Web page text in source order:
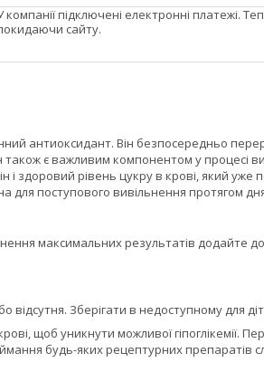
компанії підключені електронні платежі.
сайту.
антиоксидант. Він безпосередньо
є важливим компонентом у процесі
і здоровий рівень цукру в крові, який
для поступового вивільнення протягом
максимальних результатів додайте
Зберігати в недоступному для
щоб уникнути можливої гіпоглікемії.
будь-яких рецептурних препаратів